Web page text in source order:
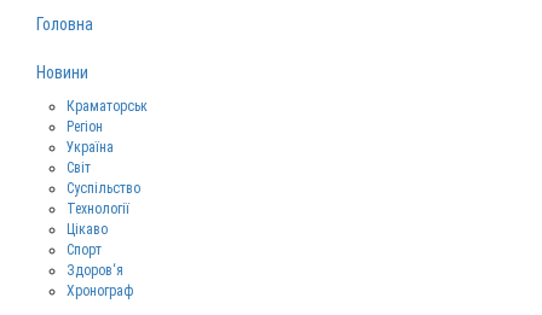
Головна
Новини
Краматорськ
Регіон
Україна
Світ
Суспільство
Технології
Цікаво
Спорт
Здоров‘я
Хронограф